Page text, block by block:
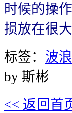
时候的操
损放在很
标签： 波
by 斯彬
<< 返回首